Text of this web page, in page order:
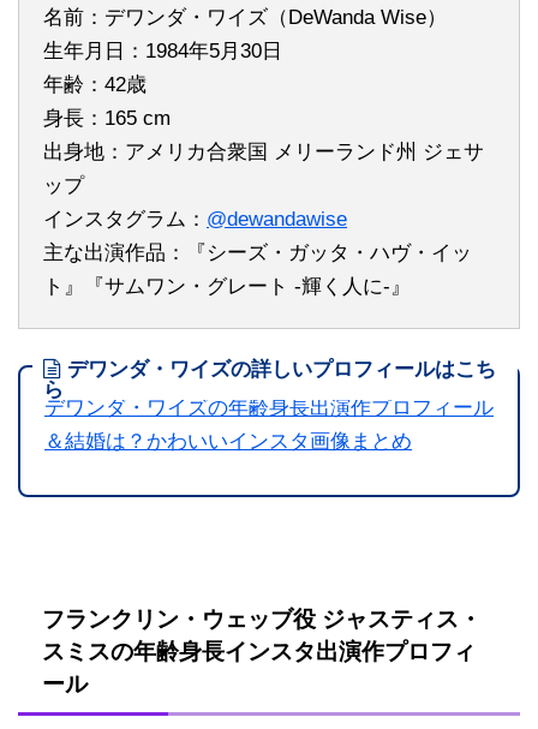
名前：デワンダ・ワイズ（DeWanda Wise）
生年月日：1984年5月30日
年齢：42歳
身長：165 cm
出身地：アメリカ合衆国 メリーランド州 ジェサ
ップ
インスタグラム： @dewandawise
主な出演作品：『シーズ・ガッタ・ハヴ・イッ
ト』『サムワン・グレート -輝く人に-』
デワンダ・ワイズの詳しいプロフィールはこち
ら
デワンダ・ワイズの年齢身長出演作プロフィール
＆結婚は？かわいいインスタ画像まとめ
フランクリン・ウェッブ役 ジャスティス・
スミスの年齢身長インスタ出演作プロフィ
ール